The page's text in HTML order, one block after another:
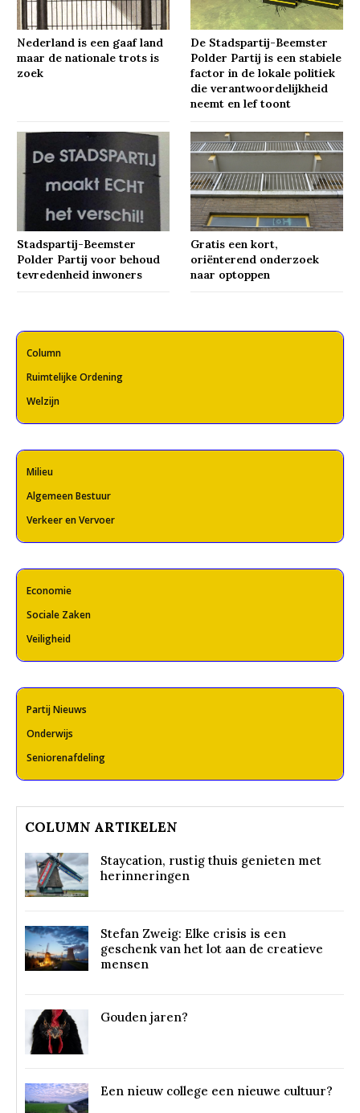
Nederland is een gaaf land
maar de nationale trots is
zoek
De Stadspartij-Beemster
Polder Partij is een stabiele
factor in de lokale politiek
die verantwoordelijkheid
neemt en lef toont
Stadspartij-Beemster
Polder Partij voor behoud
tevredenheid inwoners
Gratis een kort,
oriënterend onderzoek
naar optoppen
Column
Ruimtelijke Ordening
Welzijn
Milieu
Algemeen Bestuur
Verkeer en Vervoer
Economie
Sociale Zaken
Veiligheid
Partij Nieuws
Onderwijs
Seniorenafdeling
COLUMN ARTIKELEN
Staycation, rustig thuis genieten met
herinneringen
Stefan Zweig: Elke crisis is een
geschenk van het lot aan de creatieve
mensen
Gouden jaren?
Een nieuw college een nieuwe cultuur?